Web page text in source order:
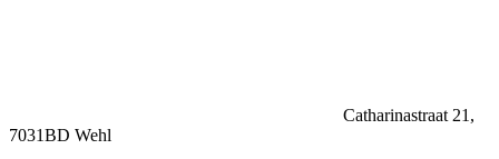
Catharinastraat 21,
7031BD Wehl